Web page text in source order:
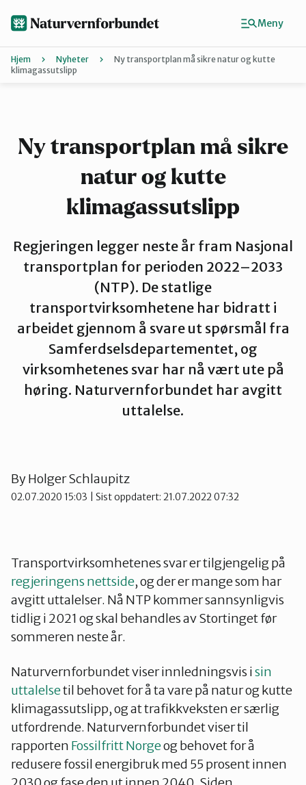
Buskerud
Hordaland
Innlandet
Møre og Romsdal
Trøndelag
Telemark
Troms
Vestfold
Østfold
Hjem Nyheter
Ny transportplan må sikre natur og kutte
klimagassutslipp
Ny transportplan må sikre
natur og kutte
klimagassutslipp
Regjeringen legger neste år fram Nasjonal
transportplan for perioden 2022–2033
(NTP). De statlige
transportvirksomhetene har bidratt i
arbeidet gjennom å svare ut spørsmål fra
Samferdselsdepartementet, og
virksomhetenes svar har nå vært ute på
høring. Naturvernforbundet har avgitt
uttalelse.
ByHolger Schlaupitz
02.07.2020 15:03 | Sist oppdatert: 21.07.2022 07:32
Transportvirksomhetenes svar er tilgjengelig på
regjeringens nettside, og der er mange som har
avgitt uttalelser. Nå NTP kommer sannsynligvis
tidlig i 2021 og skal behandles av Stortinget før
sommeren neste år.
Naturvernforbundet viser innledningsvis isin
uttalelsetil behovet for å ta vare på natur og kutte
klimagassutslipp, og at trafikkveksten er særlig
utfordrende. Naturvernforbundet viser til
rapporten Fossilfritt Norgeog behovet for å
redusere fossil energibruk med 55 prosent innen